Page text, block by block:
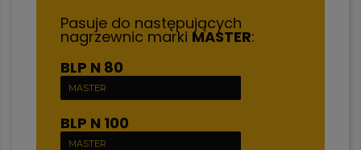
Pasuje do następujących
nagrzewnic marki MASTER:
BLP N 80
MASTER
BLP N 100
MASTER